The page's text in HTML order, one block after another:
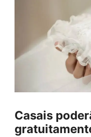
Casais